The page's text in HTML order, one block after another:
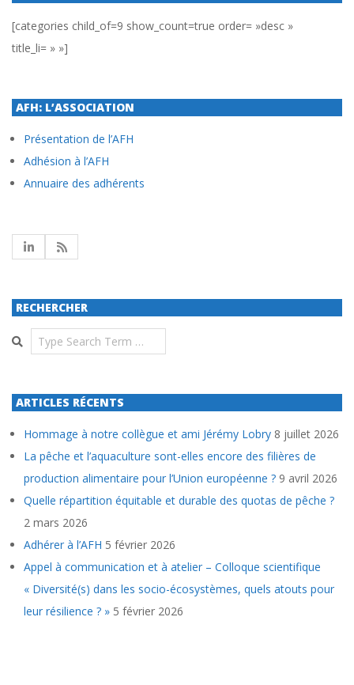
[categories child_of=9 show_count=true order= »desc »
title_li= » »]
AFH: L’ASSOCIATION
Présentation de l’AFH
Adhésion à l’AFH
Annuaire des adhérents
RECHERCHER
Search
ARTICLES RÉCENTS
Hommage à notre collègue et ami Jérémy Lobry 8 juillet 2026
La pêche et l’aquaculture sont-elles encore des filières de
production alimentaire pour l’Union européenne ? 9 avril 2026
Quelle répartition équitable et durable des quotas de pêche ?
2 mars 2026
Adhérer à l’AFH 5 février 2026
Appel à communication et à atelier – Colloque scientifique
« Diversité(s) dans les socio-écosystèmes, quels atouts pour
leur résilience ? » 5 février 2026